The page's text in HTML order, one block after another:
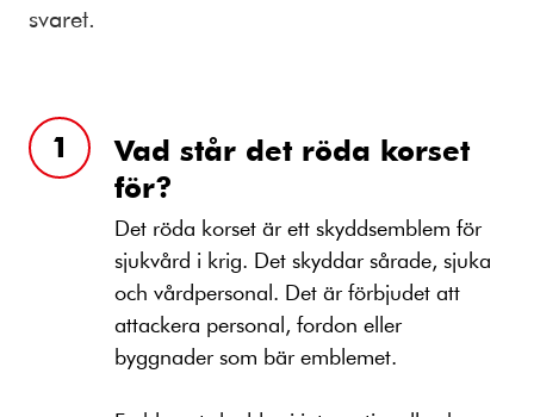
svaret.
Vad står det röda korset
för?
Det röda korset är ett skyddsemblem för
sjukvård i krig. Det skyddar sårade, sjuka
och vårdpersonal. Det är förbjudet att
attackera personal, fordon eller
byggnader som bär emblemet.